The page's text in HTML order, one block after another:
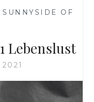
SUNNYSIDE OF
Lebenslust